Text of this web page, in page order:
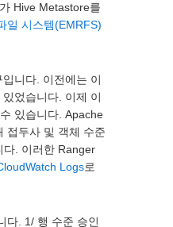
Hive Metastore를
일 시스템(EMRFS)
니다. 이전에는 이
었습니다. 이제 이
있습니다. Apache
접두사 및 객체 수준
다. 이러한 Ranger
Logs로
다. 1/ 행 수준 승인